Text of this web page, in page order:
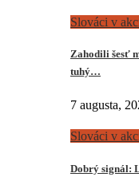
Slováci v
Zahodili šesť
tuhý…
7 augusta,
Slováci v
Dobrý signál: